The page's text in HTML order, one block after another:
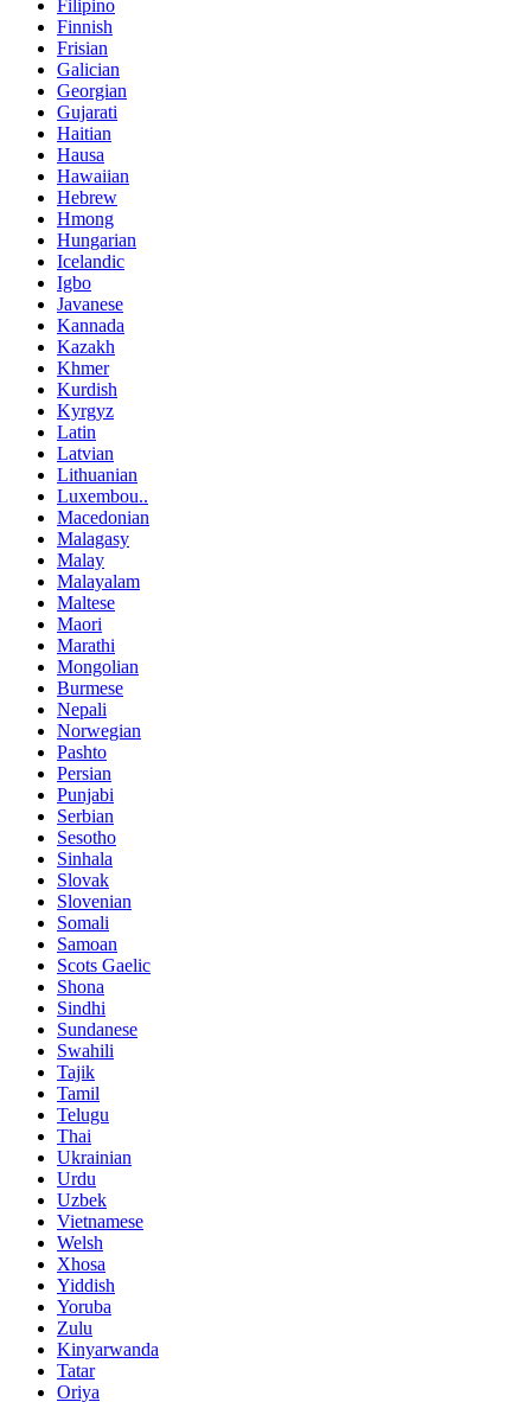
Filipino
Finnish
Frisian
Galician
Georgian
Gujarati
Haitian
Hausa
Hawaiian
Hebrew
Hmong
Hungarian
Icelandic
Igbo
Javanese
Kannada
Kazakh
Khmer
Kurdish
Kyrgyz
Latin
Latvian
Lithuanian
Luxembou..
Macedonian
Malagasy
Malay
Malayalam
Maltese
Maori
Marathi
Mongolian
Burmese
Nepali
Norwegian
Pashto
Persian
Punjabi
Serbian
Sesotho
Sinhala
Slovak
Slovenian
Somali
Samoan
Scots Gaelic
Shona
Sindhi
Sundanese
Swahili
Tajik
Tamil
Telugu
Thai
Ukrainian
Urdu
Uzbek
Vietnamese
Welsh
Xhosa
Yiddish
Yoruba
Zulu
Kinyarwanda
Tatar
Oriya